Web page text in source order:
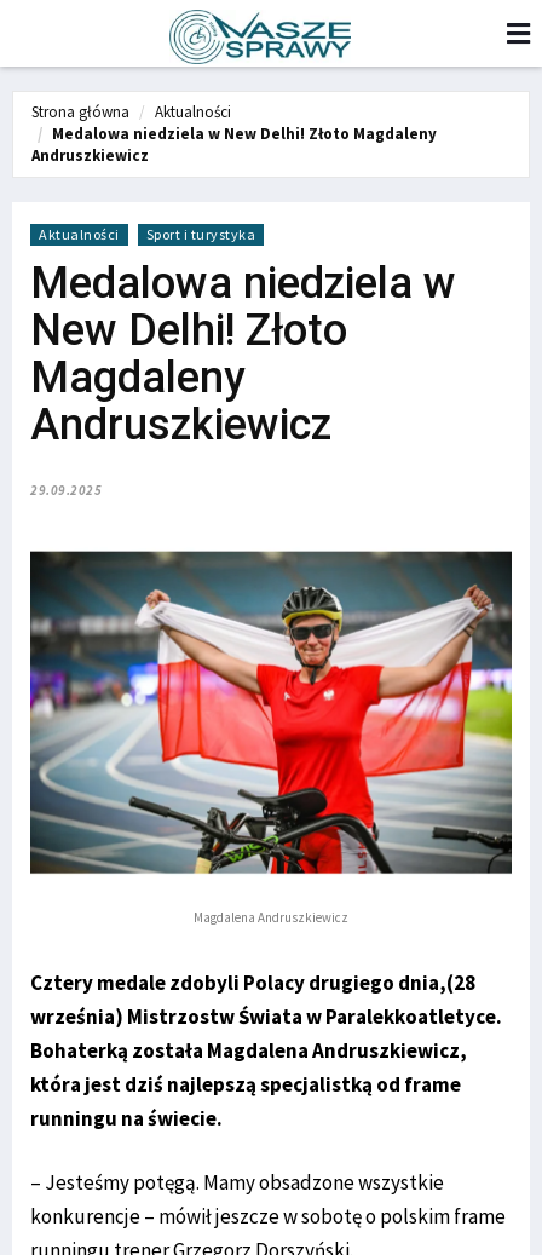
Strona główna
Aktualności
Medalowa niedziela w New Delhi! Złoto Magdaleny
Andruszkiewicz
Aktualności Sport i turystyka
Medalowa niedziela w
New Delhi! Złoto
Magdaleny
Andruszkiewicz
29.09.2025
Magdalena Andruszkiewicz
Cztery medale zdobyli Polacy drugiego dnia,(28
września) Mistrzostw Świata w Paralekkoatletyce.
Bohaterką została Magdalena Andruszkiewicz,
która jest dziś najlepszą specjalistką od frame
runningu na świecie.
– Jesteśmy potęgą. Mamy obsadzone wszystkie
konkurencje – mówił jeszcze w sobotę o polskim frame
runningu trener Grzegorz Dorszyński.